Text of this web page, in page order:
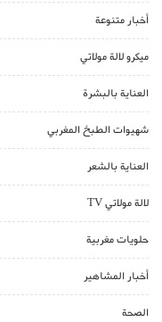
أخبار متنوعة
ميكرو لالة مولاتي
العناية بالبشرة
شهيوات الطبخ المغربي
العناية بالشعر
لالة مولاتي TV
حلويات مغربية
أخبار المشاهير
الصحة